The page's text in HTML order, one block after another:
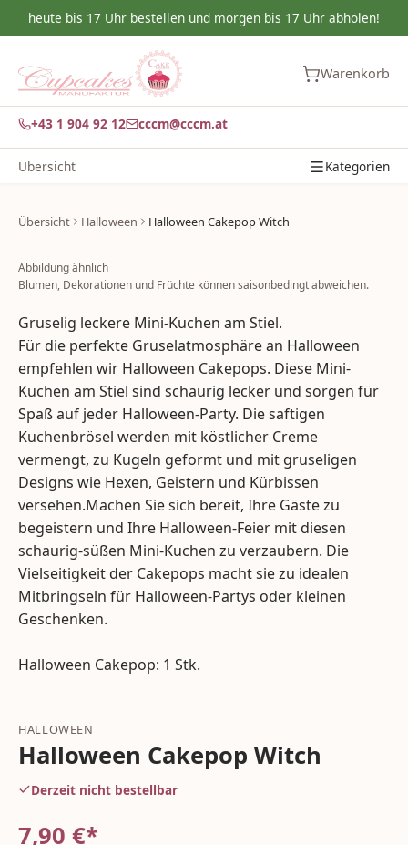
heute bis 17 Uhr bestellen und morgen bis 17 Uhr abholen!
Warenkorb
+43 1 904 92 12 cccm@cccm.at
Übersicht Kategorien
Übersicht Halloween Halloween Cakepop Witch
Abbildung ähnlich
Blumen, Dekorationen und Früchte können saisonbedingt abweichen.
Gruselig leckere Mini-Kuchen am Stiel.
Für die perfekte Gruselatmosphäre an Halloween
empfehlen wir Halloween Cakepops. Diese Mini-
Kuchen am Stiel sind schaurig lecker und sorgen für
Spaß auf jeder Halloween-Party. Die saftigen
Kuchenbrösel werden mit köstlicher Creme
vermengt, zu Kugeln geformt und mit gruseligen
Designs wie Hexen, Geistern und Kürbissen
versehen.Machen Sie sich bereit, Ihre Gäste zu
begeistern und Ihre Halloween-Feier mit diesen
schaurig-süßen Mini-Kuchen zu verzaubern. Die
Vielseitigkeit der Cakepops macht sie zu idealen
Mitbringseln für Halloween-Partys oder kleinen
Geschenken.
Halloween Cakepop: 1 Stk.
HALLOWEEN
Halloween Cakepop Witch
Derzeit nicht bestellbar
7,90 €*